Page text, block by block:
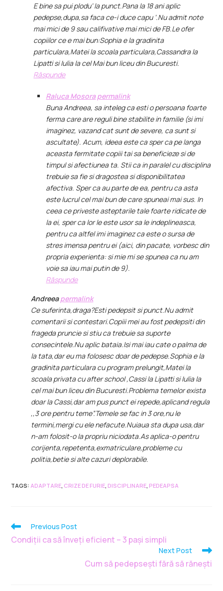
E bine sa pui plodu’ la punct.Pana la 18 ani aplic
pedepse,dupa,sa faca ce-i duce capu ‘.Nu admit note
mai mici de 9 sau califivative mai mici de FB.Le ofer
copiilor ce e mai bun:Sophia e la gradinita
particulara,Matei la scoala particulara,Cassandra la
Lipatti si Iulia la cel Mai bun liceu din Bucuresti.
Răspunde
Raluca Mosorapermalink
Buna Andreea, sa inteleg ca esti o persoana foarte
ferma care are reguli bine stabilite in familie (si imi
imaginez, vazand cat sunt de severe, ca sunt si
ascultate). Acum, ideea este ca sper ca pe langa
aceasta fermitate copiii tai sa beneficieze si de
timpul si afectiunea ta. Stii ca in paralel cu disciplina
trebuie sa fie si dragostea si disponibilitatea
afectiva. Sper ca au parte de ea, pentru ca asta
este lucrul cel mai bun de care spuneai mai sus. In
ceea ce priveste asteptarile tale foarte ridicate de
la ei, sper ca lor le este usor sa le indeplineasca,
pentru ca altfel imi imaginez ca este o sursa de
stres imensa pentru ei (aici, din pacate, vorbesc din
propria experienta: si mie mi se spunea ca nu am
voie sa iau mai putin de 9).
Răspunde
Andreeapermalink
Ce suferinta,draga?Esti pedepsit si punct.Nu admit
comentarii si contestari.Copiii mei au fost pedepsiti din
frageda pruncie si stiu ca trebuie sa suporte
consecintele.Nu aplic bataia.Isi mai iau cate o palma de
la tata,dar eu ma folosesc doar de pedepse.Sophia e la
gradinita particulara cu program prelungit,Matei la
scoala privata cu after school ,Cassi la Lipatti si Iulia la
cel mai bun liceu din Bucuresti.Problema temelor exista
doar la Cassi,dar am pus punct ei repede,aplicand regula
,,3 ore pentru teme”.Temele se fac in 3 ore,nu le
termini,mergi cu ele nefacute.Nuiaua sta dupa usa,dar
n-am folosit-o la propriu niciodata.As aplica-o pentru
corijenta,repetenta,exmatriculare,probleme cu
politia,betie si alte cazuri deplorabile.
TAGS: ADAPTARE CRIZE DE FURIE DISCIPLINARE PEDEAPSA
Previous Post
Condiții ca să înveți eficient – 3 pași simpli
Next Post
Cum să pedepsești fără să rănești